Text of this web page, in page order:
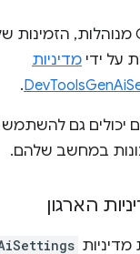
מדיניות
.
גם להשתמש
במחשב שלהם.
הארגון